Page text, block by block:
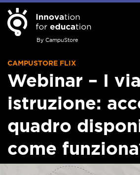
By CampuStore
CAMPUSTORE FLIX
Webinar – I
istruzione:
quadro
come